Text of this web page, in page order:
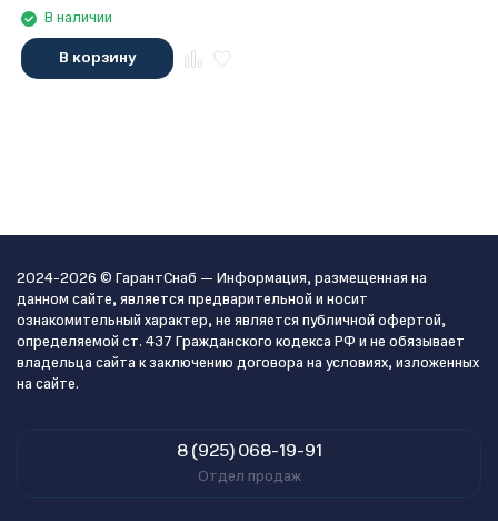
В наличии
В корзину
2024-2026 © ГарантСнаб — Информация, размещенная на
данном сайте, является предварительной и носит
ознакомительный характер, не является публичной офертой,
определяемой ст. 437 Гражданского кодекса РФ и не обязывает
владельца сайта к заключению договора на условиях, изложенных
на сайте.
8 (925) 068-19-91
Отдел продаж